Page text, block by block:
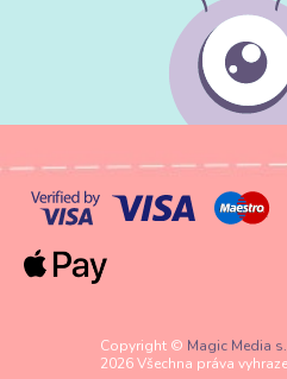
Copyright © Magic Media
2026 Všechna práva